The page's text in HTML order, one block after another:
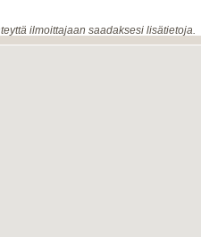
ilmoittajaan saadaksesi lisätietoja.